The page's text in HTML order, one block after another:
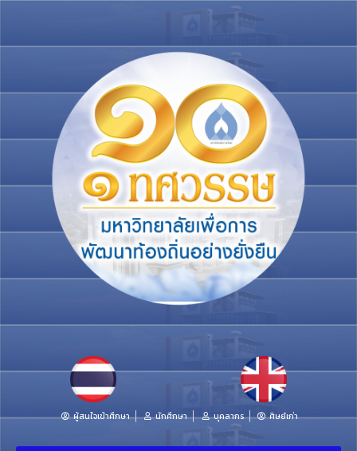
ผู้สนใจเข้าศึกษา นักศึกษา บุคลากร ศิษย์เก่า